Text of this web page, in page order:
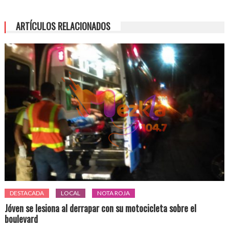
ARTÍCULOS RELACIONADOS
DESTACADA LOCAL NOTA ROJA
Jóven se lesiona al derrapar con su motocicleta sobre el
boulevard